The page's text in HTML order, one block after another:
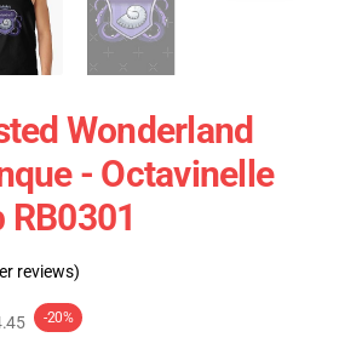
Wonderland
- Octavinelle
RB0301
reviews)
-20%